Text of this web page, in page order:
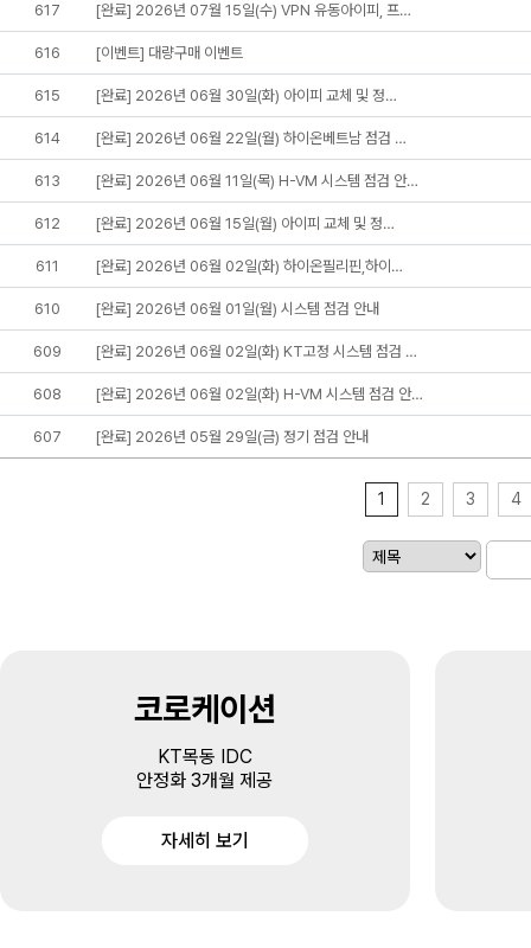
617 [완료] 2026년 07월 15일(수) VPN 유동아이피, 프…
616 [이벤트] 대량구매 이벤트
615 [완료] 2026년 06월 30일(화) 아이피 교체 및 정…
614 [완료] 2026년 06월 22일(월) 하이온베트남 점검 …
613 [완료] 2026년 06월 11일(목) H-VM 시스템 점검 안…
612 [완료] 2026년 06월 15일(월) 아이피 교체 및 정…
611 [완료] 2026년 06월 02일(화) 하이온필리핀,하이…
610 [완료] 2026년 06월 01일(월) 시스템 점검 안내
609 [완료] 2026년 06월 02일(화) KT고정 시스템 점검 …
608 [완료] 2026년 06월 02일(화) H-VM 시스템 점검 안…
607 [완료] 2026년 05월 29일(금) 정기 점검 안내
1 2 3 4
코로케이션
KT목동 IDC
안정화 3개월 제공
자세히 보기